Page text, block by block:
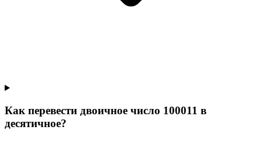
Как перевести двоичное число 100011 в
десятичное?